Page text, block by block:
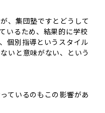
、集団塾ですとどうして
いるため、結果的に学校
個別指導というスタイル
いと意味がない、という
ているのもこの影響があ